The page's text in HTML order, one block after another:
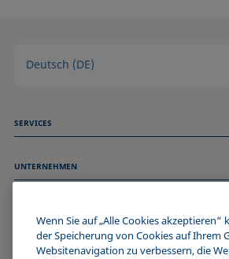
Deutsch (DE)
SERVICES
Technischer Service
UNTERNEHMEN
Stellenangebote
Events
Impressum
WERDE TEIL DER KRÜSS COMMUNITY
Wenn Sie auf „Alle Cookies akzeptieren“
der Speicherung von Cookies auf Ihrem
Websitenavigation zu verbessern, die